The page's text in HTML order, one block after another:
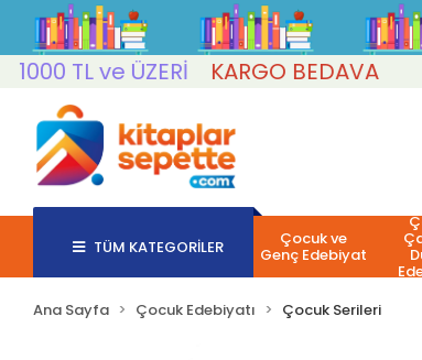
TL ve ÜZERİ
KARGO BEDAVA
TÜM KATEGORİLER Çocuk ve
Genç Edebiyat
Ana Sayfa Çocuk Edebiyatı Çocuk Serileri